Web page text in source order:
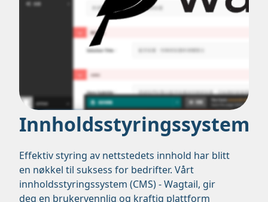
Innholdsstyringssystem
Effektiv styring av nettstedets innhold har blitt
en nøkkel til suksess for bedrifter. Vårt
innholdsstyringssystem (CMS) - Wagtail, gir
deg en brukervennlig og kraftig plattform